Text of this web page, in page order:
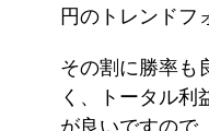
円のトレンドフ
その割に勝率も
く、トータル利